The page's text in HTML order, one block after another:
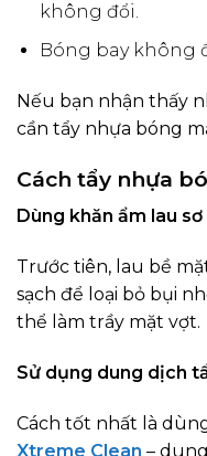
không đổi.
Bóng bay không
Nếu bạn nhận thấy
cần tẩy nhựa bóng
Cách tẩy nhựa
Dùng khăn ẩm lau sơ
Trước tiên, lau bề
sạch để loại bỏ bụi
thể làm trầy mặt vợt.
Sử dụng dung dịch
Cách tốt nhất là
Xtreme Clean –